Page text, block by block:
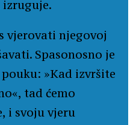
vjerovati njegovoj
Spasonosno je
»Kad izvršite
tad ćemo
i svoju vjeru